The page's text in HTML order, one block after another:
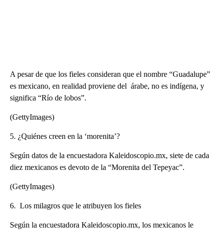
A pesar de que los fieles consideran que el nombre “Guadalupe”
es mexicano, en realidad proviene del árabe, no es indígena, y
significa “Río de lobos”.
(GettyImages)
5. ¿Quiénes creen en la ‘morenita’?
Según datos de la encuestadora Kaleidoscopio.mx, siete de cada
diez mexicanos es devoto de la “Morenita del Tepeyac”.
(GettyImages)
6. Los milagros que le atribuyen los fieles
Según la encuestadora Kaleidoscopio.mx, los mexicanos le